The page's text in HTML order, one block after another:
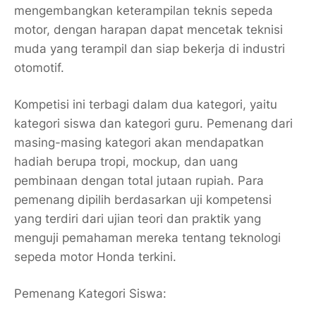
mengembangkan keterampilan teknis sepeda
motor, dengan harapan dapat mencetak teknisi
muda yang terampil dan siap bekerja di industri
otomotif.
Kompetisi ini terbagi dalam dua kategori, yaitu
kategori siswa dan kategori guru. Pemenang dari
masing-masing kategori akan mendapatkan
hadiah berupa tropi, mockup, dan uang
pembinaan dengan total jutaan rupiah. Para
pemenang dipilih berdasarkan uji kompetensi
yang terdiri dari ujian teori dan praktik yang
menguji pemahaman mereka tentang teknologi
sepeda motor Honda terkini.
Pemenang Kategori Siswa: